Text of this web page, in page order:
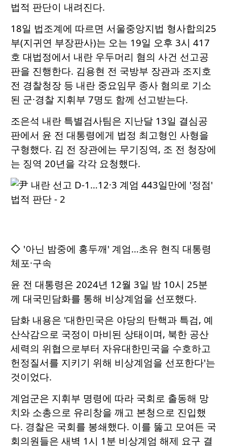
법적 판단이 내려진다.
18일 법조계에 따르면 서울중앙지법 형사합의25
부(지귀연 부장판사)는 오는 19일 오후 3시 417
호 대법정에서 내란 우두머리 혐의 사건 선고공
판을 진행한다. 김용현 전 국방부 장관과 조지호
전 경찰청장 등 내란 중요임무 종사 혐의로 기소
된 군·경찰 지휘부 7명도 함께 선고받는다.
조은석 내란 특별검사팀은 지난달 13일 결심공
판에서 윤 전 대통령에게 법정 최고형인 사형을
구형했다. 김 전 장관에는 무기징역, 조 전 청장에
는 징역 20년을 각각 요청했다.
◇ '아닌 밤중에 홍두깨' 계엄…초유 현직 대통령
체포·구속
윤 전 대통령은 2024년 12월 3일 밤 10시 25분
께 대국민담화를 통해 비상계엄을 선포했다.
담화 내용은 '대한민국은 야당의 탄핵과 특검, 예
산삭감으로 국정이 마비된 상태이며, 북한 공산
세력의 위협으로부터 자유대한민국을 수호하고
헌정질서를 지키기 위해 비상계엄을 선포한다'는
것이었다.
계엄군은 지휘부 명령에 따라 국회로 출동해 망
치와 소총으로 유리창을 깨고 본청으로 진입했
다. 경찰은 국회를 봉쇄했다. 이를 뚫고 모여든 국
회의원들은 새벽 1시 1분 비상계엄 해제 요구 결